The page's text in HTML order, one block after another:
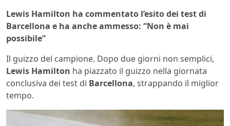
Lewis Hamilton ha commentato l’esito dei test di
Barcellona e ha anche ammesso: “Non è mai
possibile”
Il guizzo del campione. Dopo due giorni non semplici,
Lewis Hamilton ha piazzato il guizzo nella giornata
conclusiva dei test di Barcellona, strappando il miglior
tempo.